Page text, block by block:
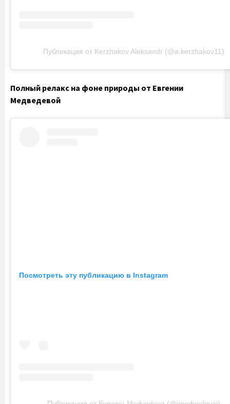
Публикация от Kerzhakov Aleksandr (@a.kerzhakov11)
Полный релакс на фоне природы от Евгении
Медведевой
Посмотреть эту публикацию в Instagram